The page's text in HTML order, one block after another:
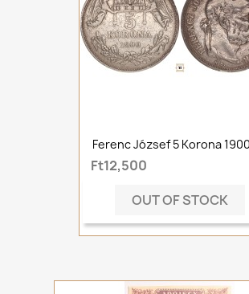
Ferenc József 5 Korona
Ft12,500
OUT OF STOCK